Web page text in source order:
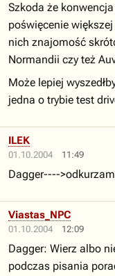
Szkoda że
poświęcenie
nich znajomość
Normandii czy też
Może lepiej
jedna o trybie test
01.10.2004 11:49
ILEK
Dagger----
01.10.2004 12:09
Viastas_NPC
Dagger: Wierz albo
podczas pisania